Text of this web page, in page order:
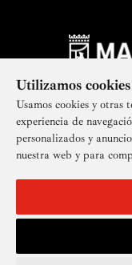
Utilizamos cookies
Usamos cookies y otras
experiencia de
personalizados y
nuestra web y para
Política